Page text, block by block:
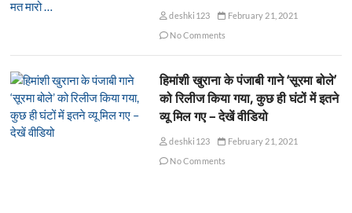
deshki123
February 21, 2021
No Comments
हिमांशी खुराना के पंजाबी गाने ‘सूरमा बोले’
को रिलीज किया गया, कुछ ही घंटों में इतने
व्यू मिल गए – देखें वीडियो
deshki123
February 21, 2021
No Comments